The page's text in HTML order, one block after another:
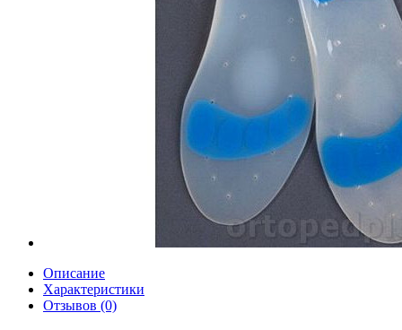
Описание
Характеристики
Отзывов (0)